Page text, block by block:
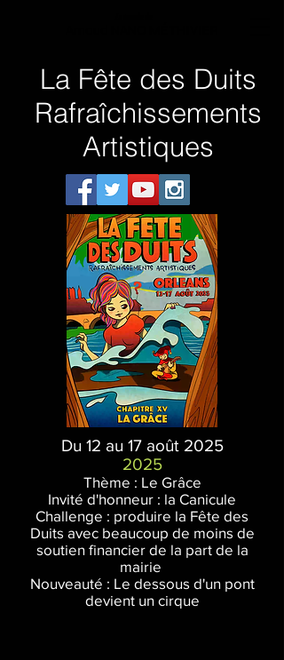
La Fête des Duits
Rafraîchissements
Artistiques
Du 12 au 17 août 2025
2025
Thème : Le Grâce
Invité d'honneur : la Canicule
Challenge : produire la Fête des
Duits avec beaucoup de moins de
soutien financier de la part de la
mairie
Nouveauté : Le dessous d'un pont
devient un cirque